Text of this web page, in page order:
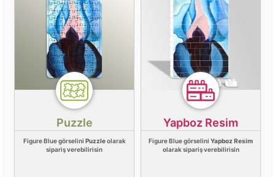
Puzzle
Figure Blue görselini Puzzleolarak
sipariş verebilirisin
Yapboz Resim
Figure Blue görselini Yapboz Resim
olarak sipariş verebilirisin